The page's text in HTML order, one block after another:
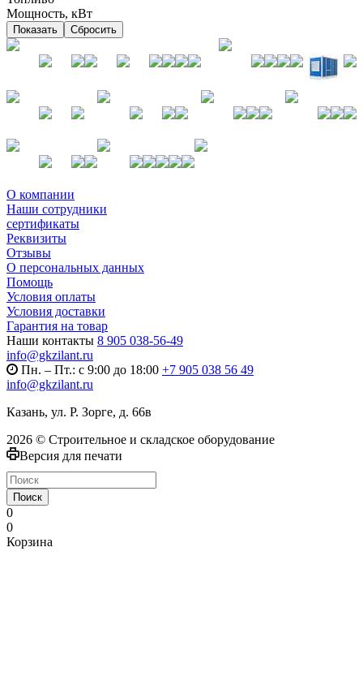
Мощность, кВт
Сбросить
О компании
Наши сотрудники
сертификаты
Реквизиты
Отзывы
О персональных данных
Помощь
Условия оплаты
Условия доставки
Гарантия на товар
Наши контакты 8 905 038-56-49
info@gkzilant.ru
Пн. – Пт.: с 9:00 до 18:00 +7 905 038 56 49
info@gkzilant.ru
Казань, ул. Р. Зорге, д. 66в
2026 © Строительное и складское оборудование
Версия для печати
Поиск
0
0
Корзина